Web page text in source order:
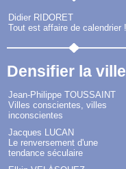
Didier RIDORET
Tout est affaire de calendrier !
Densifier la
Jean-Philippe TOUSSAINT
Villes conscientes, villes
inconscientes
Jacques LUCAN
Le renversement d'une
tendance séculaire